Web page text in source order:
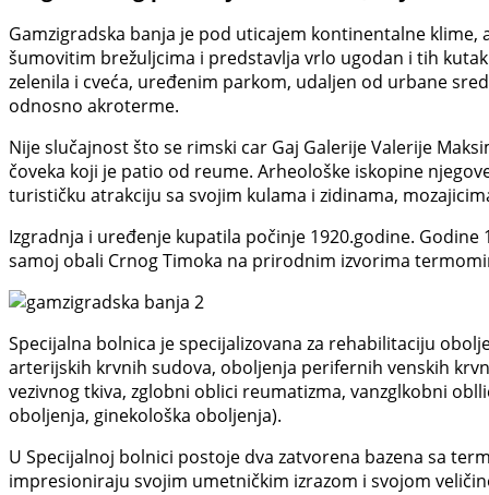
Gamzigradska banja je pod uticajem kontinentalne
šumovitim brežuljcima i predstavlja vrlo ugodan i tih
zelenila i cveća, uređenim parkom, udaljen od urbane
odnosno akroterme.
Nije slučajnost što se rimski car Gaj Galerije Valerije
čoveka koji je patio od reume. Arheološke iskopine
turističku atrakciju sa svojim kulama i zidinama,
Izgradnja i uređenje kupatila počinje 1920.godine. Godine
samoj obali Crnog Timoka na prirodnim izvorima
Specijalna bolnica je specijalizovana za rehabilitaciju
arterijskih krvnih sudova, oboljenja perifernih venskih
vezivnog tkiva, zglobni oblici reumatizma, vanzglkobni
oboljenja, ginekološka oboljenja).
U Specijalnoj bolnici postoje dva zatvorena bazena sa
impresioniraju svojim umetničkim izrazom i svojom